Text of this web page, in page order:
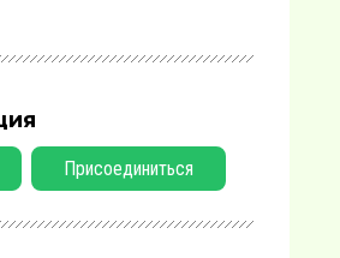
Присоединиться